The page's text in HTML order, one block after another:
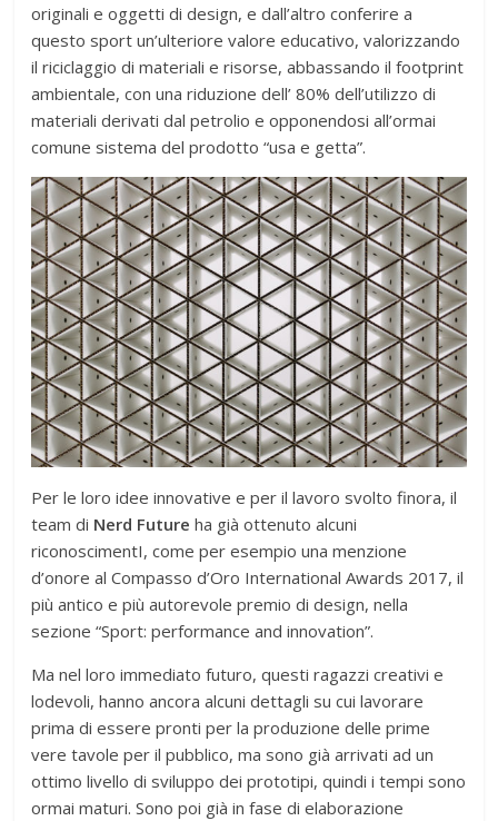
originali e oggetti di design, e dall’altro conferire a
questo sport un’ulteriore valore educativo, valorizzando
il riciclaggio di materiali e risorse, abbassando il footprint
ambientale, con una riduzione dell’ 80% dell’utilizzo di
materiali derivati dal petrolio e opponendosi all’ormai
comune sistema del prodotto “usa e getta”.
Per le loro idee innovative e per il lavoro svolto finora, il
team di Nerd Future ha già ottenuto alcuni
riconoscimentI, come per esempio una menzione
d’onore al Compasso d’Oro International Awards 2017, il
più antico e più autorevole premio di design, nella
sezione “Sport: performance and innovation”.
Ma nel loro immediato futuro, questi ragazzi creativi e
lodevoli, hanno ancora alcuni dettagli su cui lavorare
prima di essere pronti per la produzione delle prime
vere tavole per il pubblico, ma sono già arrivati ad un
ottimo livello di sviluppo dei prototipi, quindi i tempi sono
ormai maturi. Sono poi già in fase di elaborazione